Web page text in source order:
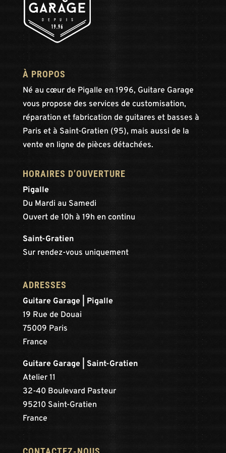
À PROPOS
Né au cœur de Pigalle en 1996, Guitare Garage
vous propose des services de customisation,
réparation et fabrication de guitares et basses à
Paris et à Saint-Gratien (95), mais aussi de la
vente en ligne de pièces détachées.
HORAIRES D’OUVERTURE
Pigalle
Du Mardi au Samedi
Ouvert de 10h à 19h en continu
Saint-Gratien
Sur rendez-vous uniquement
ADRESSES
Guitare Garage | Pigalle
19 Rue de Douai
75009 Paris
France
Guitare Garage | Saint-Gratien
Atelier 11
32-40 Boulevard Pasteur
95210 Saint-Gratien
France